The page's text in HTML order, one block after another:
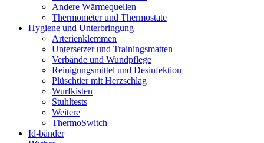
Andere Wärmequellen
Thermometer und Thermostate
Hygiene und Unterbringung
Arterienklemmen
Untersetzer und Trainingsmatten
Verbände und Wundpflege
Reinigungsmittel und Desinfektion
Plüschtier mit Herzschlag
Wurfkisten
Stuhltests
Weitere
ThermoSwitch
Id-bänder